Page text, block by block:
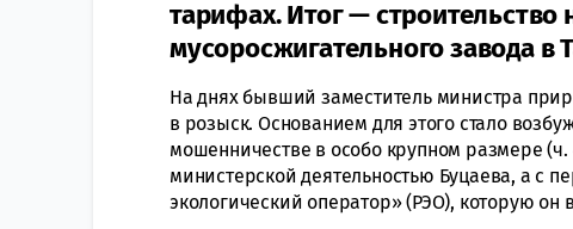
тарифах. Итог —
мусоросжигательного завода в
На днях бывший заместитель министра
в розыск. Основанием для этого стало
мошенничестве в особо крупном размере (ч.
министерской деятельностью Буцаева, а с
экологический оператор» (РЭО), которую он